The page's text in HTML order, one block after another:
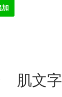
肌文字